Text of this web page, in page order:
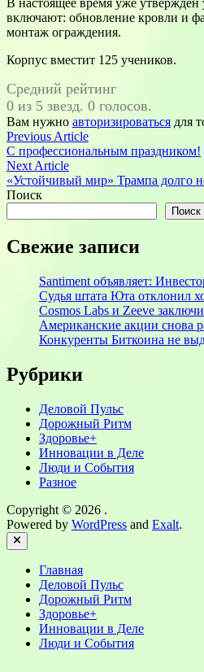
В настоящее время уже утвержден
включают: обновление кровли и
монтаж ограждения.
Корпус вместит 125 учеников.
Средний рейтинг
0 из 5 звезд. 0 голосов.
Вам нужно авторизироваться для
Навигация
по
записям
Previous ArticlePrevious
article:
С профессиональным праздником!
Next ArticleNext
article:
«Устойчивый мир» Трампа долго
Поиск
Поиск
Свежие записи
Santiment объявляет:
Судья штата Юта отклонил
Cosmos Labs и Zeeve
Американские акции снова
Конкуренты Биткоина не
Рубрики
Деловой Пульс
Дорожный Ритм
Здоровье+
Инновации в Деле
Люди и События
Разное
Copyright © 2026 .
Powered by WordPress and Exalt.
Close
Главная
Деловой Пульс
Дорожный Ритм
Здоровье+
Инновации в Деле
Люди и События